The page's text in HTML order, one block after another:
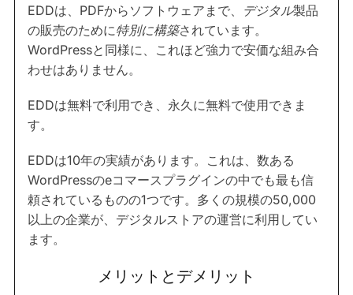
EDDは、PDFからソフトウェアまで、 デジタル製品
の販売のために特別に構築されています。
WordPressと同様に、これほど強力で安価な組み合
わせはありません。
EDDは無料で利用でき、永久に無料で使用できま
す。
EDDは10年の実績があります。これは、数ある
WordPressのeコマースプラグインの中でも最も信
頼されているものの1つです。多くの規模の50,000
以上の企業が、デジタルストアの運営に利用してい
ます。
メリットとデメリット